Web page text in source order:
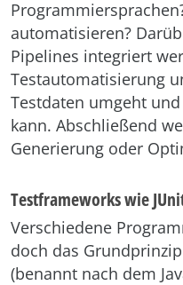
automatisieren?
Pipelines integriert
Testautomatisierung
Testdaten umgeht
kann. Abschließend
Generierung oder
Testframeworks wie
Verschiedene
doch das
(benannt nach dem